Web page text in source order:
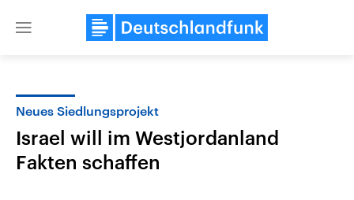
Close
Neues Siedlungsprojekt
Israel will im Westjordanland
Fakten schaffen